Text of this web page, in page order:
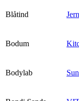
Blåtind
Bodum
Bodylab